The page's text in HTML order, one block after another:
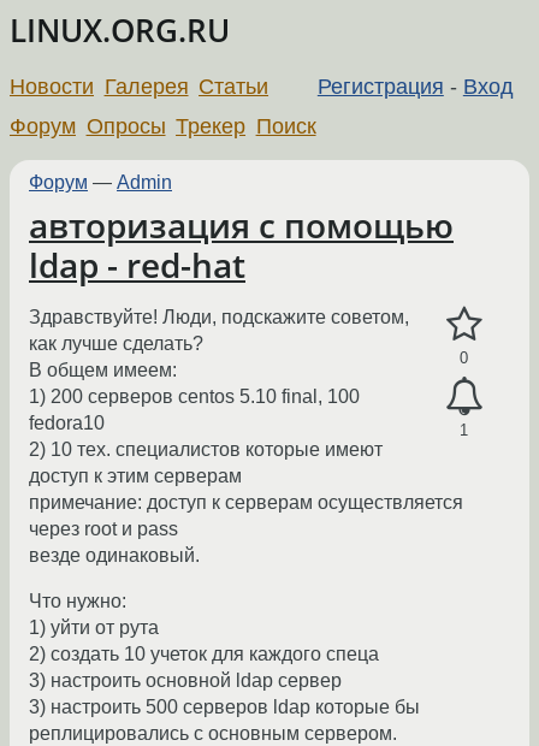
LINUX.ORG.RU
Регистрация - Вход
Новости Галерея Статьи
Форум Опросы Трекер Поиск
Форум — Admin
авторизация с помощью
ldap - red-hat
0
1
Здравствуйте! Люди, подскажите советом,
как лучше сделать?
В общем имеем:
1) 200 серверов centos 5.10 final, 100
fedora10
2) 10 тех. специалистов которые имеют
доступ к этим серверам
примечание: доступ к серверам осуществляется
через root и pass
везде одинаковый.
Что нужно:
1) уйти от рута
2) создать 10 учеток для каждого спеца
3) настроить основной ldap сервер
3) настроить 500 серверов ldap которые бы
реплицировались с основным сервером.